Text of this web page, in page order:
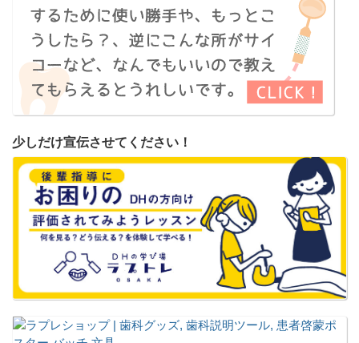
少しだけ宣伝させてください！